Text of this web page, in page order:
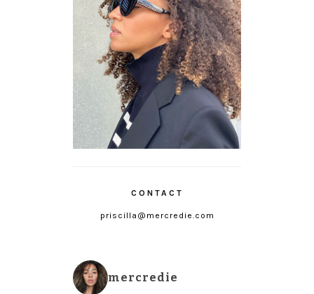
CONTACT
priscilla@mercredie.com
mercredie